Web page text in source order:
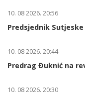
10. 08 2026. 20:56
Predsjednik
10. 08 2026. 20:44
Predrag Đuknić na
10. 08 2026. 20:30